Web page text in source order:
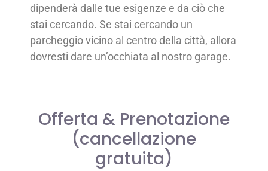
dipenderà dalle tue esigenze e da ciò che
stai cercando. Se stai cercando un
parcheggio vicino al centro della città, allora
dovresti dare un’occhiata al nostro garage.
Offerta & Prenotazione
(cancellazione
gratuita)